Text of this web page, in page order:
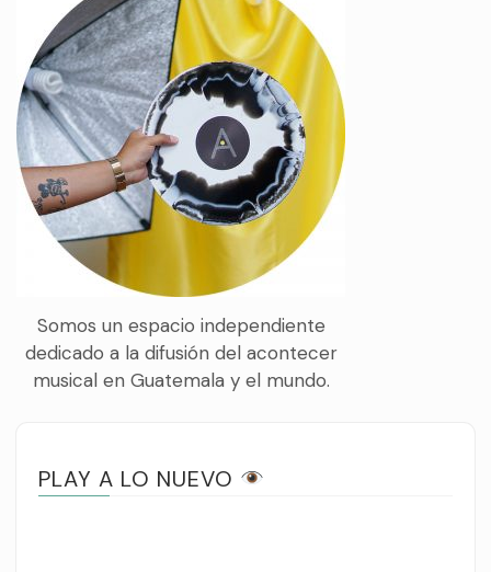
Somos un espacio independiente
dedicado a la difusión del acontecer
musical en Guatemala y el mundo.
PLAY A LO NUEVO